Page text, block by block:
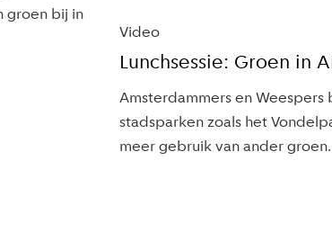
groen bij in
Lunchsessie: Groen in
Video
Amsterdammers en
stadsparken zoals het
meer gebruik van ander groen.